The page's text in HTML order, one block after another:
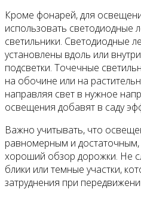
Кроме фонарей, для
использовать светодиодные
светильники. Светодиодные
установлены вдоль или
подсветки. Точечные
на обочине или на
направляя свет в нужное
освещения добавят в саду
Важно учитывать, что
равномерным и
хороший обзор дорожки. Не
блики или темные участки,
затруднения при